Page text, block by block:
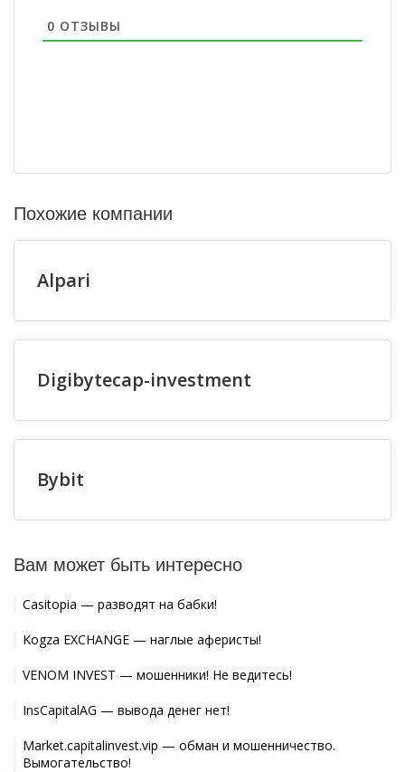
0 ОТЗЫВЫ
Похожие компании
Alpari
Digibytecap-investment
Bybit
Вам может быть интересно
Casitopia — разводят на бабки!
Kogza EXCHANGE — наглые аферисты!
VENOM INVEST — мошенники! Не ведитесь!
InsCapitalAG — вывода денег нет!
Market.capitalinvest.vip — обман и мошенничество.
Вымогательство!